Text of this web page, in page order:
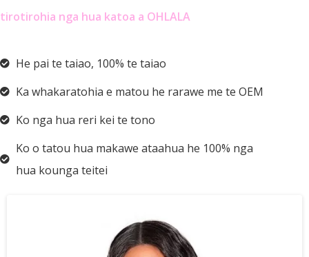
tirotirohia nga hua katoa a OHLALA
He pai te taiao, 100% te taiao
Ka whakaratohia e matou he rarawe me te OEM
Ko nga hua reri kei te tono
Ko o tatou hua makawe ataahua he 100% nga
hua kounga teitei